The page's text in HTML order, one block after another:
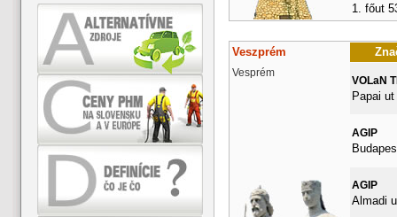
1. főut
Veszprém
Vesprém
VOLaN
Papai ut
AGIP
AGIP
Almadi